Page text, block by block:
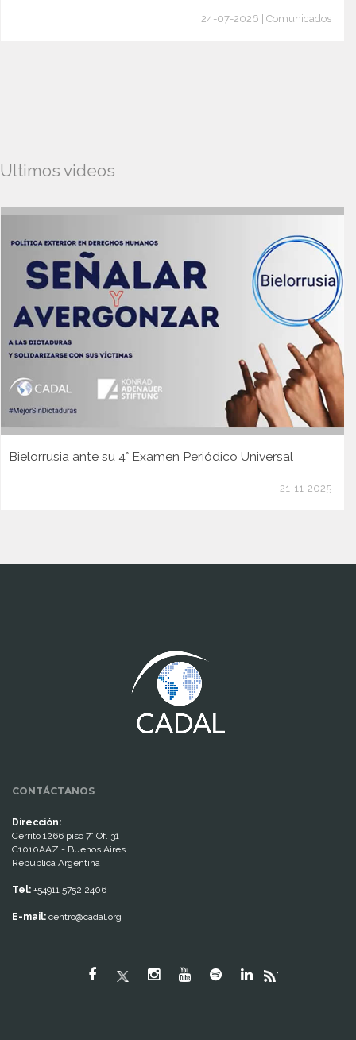
24-07-2026 | Comunicados
Ultimos videos
Bielorrusia ante su 4° Examen Periódico Universal
21-11-2025
CONTÁCTANOS
Dirección:
Cerrito 1266 piso 7° Of. 31
C1010AAZ - Buenos Aires
República Argentina
Tel: +54911 5752 2406
E-mail: centro@cadal.org
"